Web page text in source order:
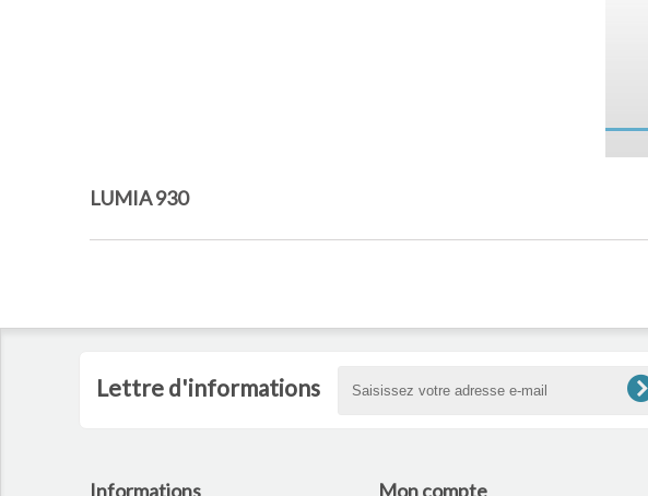
LUMIA 930
Lettre d'informations
Informations Mon compte